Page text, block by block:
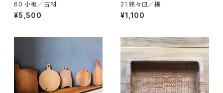
60 小板／古材
¥5,500
21 銘々皿／椹
¥1,100